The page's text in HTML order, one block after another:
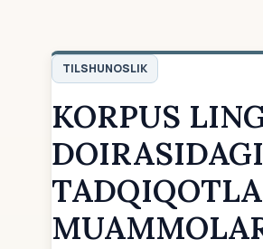
TILSHUNOSLIK
KORPUS